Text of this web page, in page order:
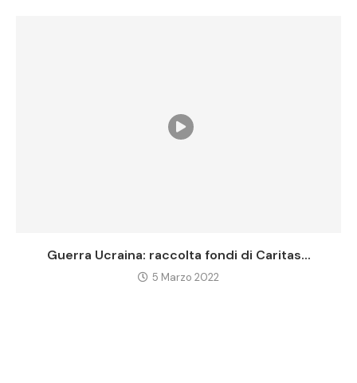
Guerra Ucraina: raccolta fondi di Caritas...
5 Marzo 2022